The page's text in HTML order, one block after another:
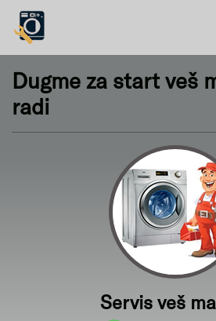
Dugme za start veš
radi
Servis veš